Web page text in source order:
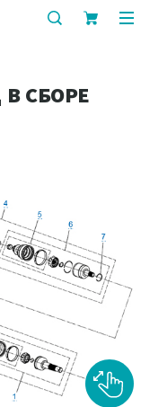
показать
поиска
СБОРЕ